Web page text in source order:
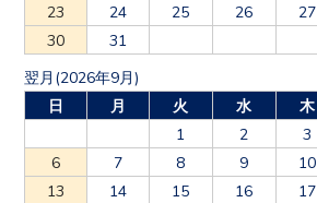
23
24 25 26 27
30
31
翌月(2026年9月)
日
月 火 水 木
1
2 3
6
7 8 9 10
13
14 15 16 17